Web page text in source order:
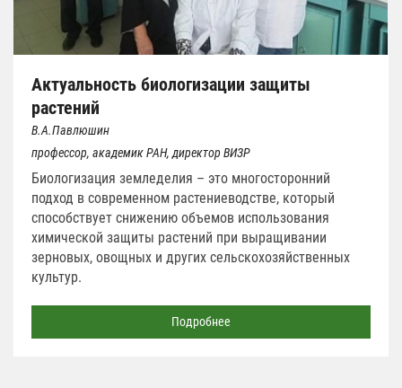
Актуальность биологизации защиты
растений
В.А.Павлюшин
профессор, академик РАН, директор ВИЗР
Биологизация земледелия – это многосторонний
подход в современном растениеводстве, который
способствует снижению объемов использования
химической защиты растений при выращивании
зерновых, овощных и других сельскохозяйственных
культур.
Подробнее